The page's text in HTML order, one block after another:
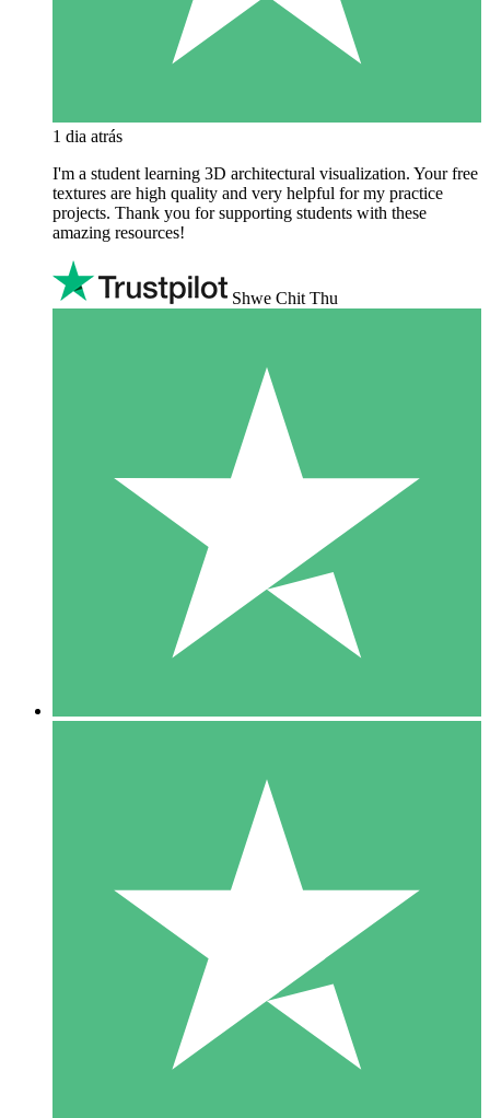
1 dia atrás
I'm a student learning 3D architectural visualization. Your free
textures are high quality and very helpful for my practice
projects. Thank you for supporting students with these
amazing resources!
Shwe Chit Thu